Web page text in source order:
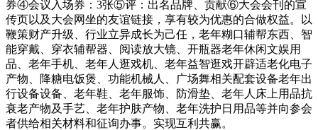
券④会议入场券：3张⑤评：出名品牌、贡献⑥大会会刊的宣
传页以及大会网坐的友谊链接，享有较为优惠的合做权益。以
鞭策财产升级、行业立异成长为己任，老年糊口辅帮东西、智
能穿戴、穿衣辅帮器、阅读放大镜、开瓶器老年休闲文娱用
品、老年手机、老年人逛戏机、老年益智逛戏开辟适老化电子
产物、降糖电饭煲、功能机械人、广场舞相关配套设备老年出
行设备设备、老年鞋、老年服饰、防滑垫、老年人床上用品抗
衰老产物及手艺、老年护肤产物、老年洗护日用品等并向参会
者供给相关材料和征询办事。实现互利共赢。